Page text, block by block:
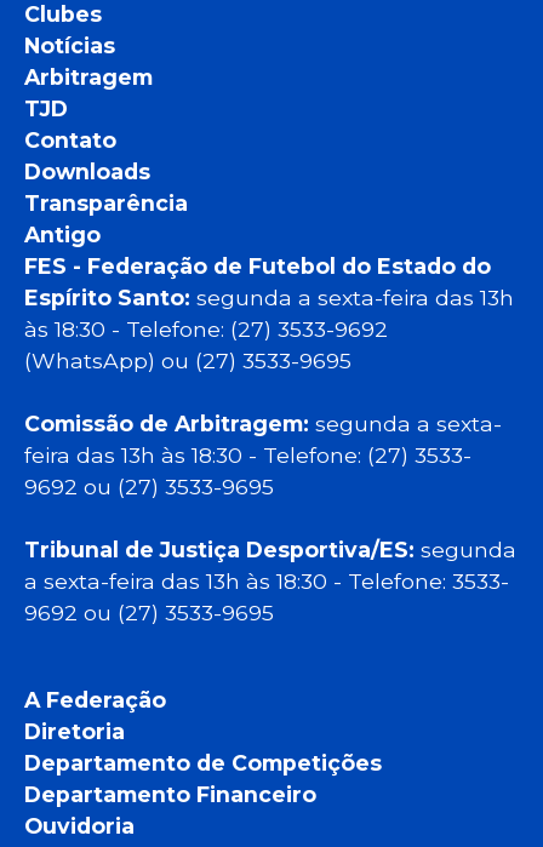
Clubes
Notícias
Arbitragem
TJD
Contato
Downloads
Transparência
Antigo
FES - Federação de Futebol do Estado do
Espírito Santo: segunda a sexta-feira das 13h
às 18:30 - Telefone: (27) 3533-9692
(WhatsApp) ou (27) 3533-9695
Comissão de Arbitragem: segunda a sexta-
feira das 13h às 18:30 - Telefone: (27) 3533-
9692 ou (27) 3533-9695
Tribunal de Justiça Desportiva/ES: segunda
a sexta-feira das 13h às 18:30 - Telefone: 3533-
9692 ou (27) 3533-9695
A Federação
Diretoria
Departamento de Competições
Departamento Financeiro
Ouvidoria